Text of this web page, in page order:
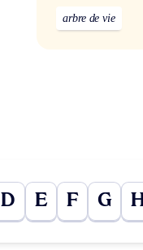
arbre de vie
D E F G